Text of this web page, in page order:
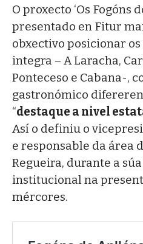
O proxecto ‘Os Fogóns
presentado en Fitur
obxectivo posicionar
integra – A Laracha,
Ponteceso e Cabana-,
gastronómico
“destaque a nivel
Así o definiu o
e responsable da área
Regueira, durante a
institucional na
mércores.